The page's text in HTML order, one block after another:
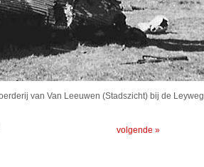
van Van Leeuwen (Stadszicht) bij de Leyweg
volgende »